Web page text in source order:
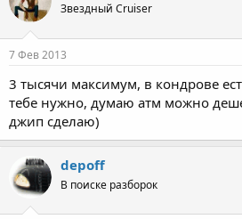
Звездный Cruiser
7 Фев 2013
3 тысячи максимум, в кондрове
тебе нужно, думаю атм можно
джип сделаю)
depoff
В поиске разборок